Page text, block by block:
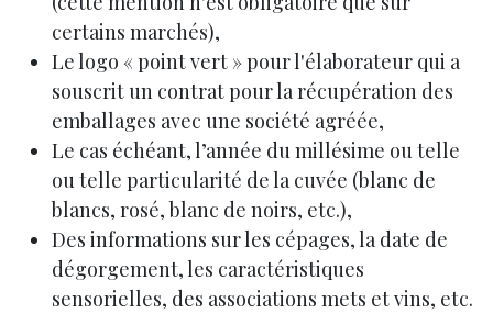
certains marchés),
Le logo « point vert » pour l'élaborateur qui a
souscrit un contrat pour la récupération des
emballages avec une société agréée,
Le cas échéant, l’année du millésime ou telle
ou telle particularité de la cuvée (blanc de
blancs, rosé, blanc de noirs, etc.),
Des informations sur les cépages, la date de
dégorgement, les caractéristiques
sensorielles, des associations mets et vins, etc.